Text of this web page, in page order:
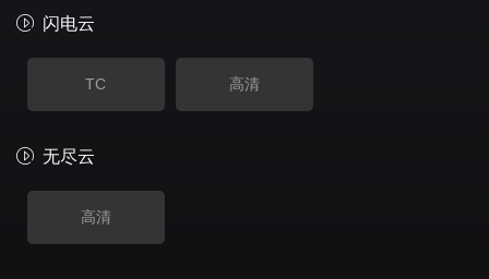
闪电云
TC 高清
无尽云
高清